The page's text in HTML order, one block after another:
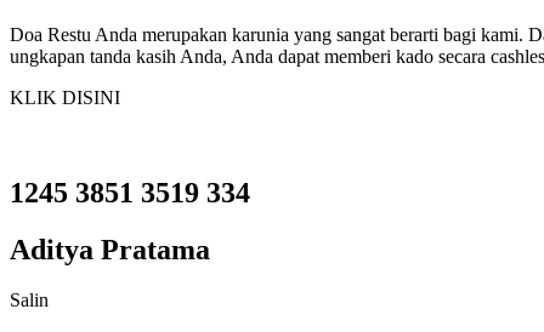
Doa Restu Anda merupakan karunia yang sangat berarti bagi kami.
ungkapan tanda kasih Anda, Anda dapat memberi kado secara
KLIK DISINI
1245 3851 3519 334
Aditya Pratama
Salin